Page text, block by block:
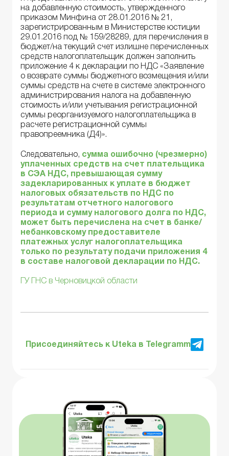
на добавленную стоимость, утвержденного
приказом Минфина от 28.01.2016 № 21,
зарегистрированным в Министерстве юстиции
29.01.2016 под № 159/28289, для перечисления в
бюджет/на текущий счет излишне перечисленных
средств налогоплательщик должен заполнить
приложение 4 к декларации по НДС «Заявление
о возврате суммы бюджетного возмещения и/или
суммы средств на счете в системе электронного
администрирования налога на добавленную
стоимость и/или учетывания регистрационной
суммы реорганизуемого налогоплательщика в
расчете регистрационной суммы
правопреемника (Д4)».
Следовательно, сумма ошибочно (чрезмерно)
уплаченных средств на счет плательщика
в СЭА НДС, превышающая сумму
задекларированных к уплате в бюджет
налоговых обязательств по НДС по
результатам отчетного налогового
периода и сумму налогового долга по НДС,
может быть перечислена на счет в банке/
небанковскому предоставителе
платежных услуг налогоплательщика
только по результату подачи приложения 4
в составе налоговой декларации по НДС.
ГУ ГНС в Черновицкой области
Присоединяйтесь к Uteka в Telegramm